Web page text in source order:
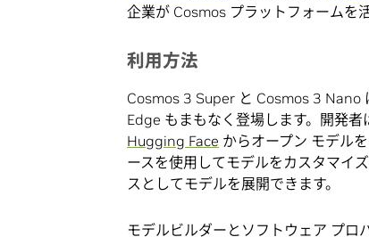
企業が Cosmos プラットフォームを
利用方法
Cosmos 3 Super と Cosmos 3 Nano
Edge もまもなく登場します。開発者
Hugging Face からオープン モデル
ースを使用してモデルをカスタマイ
スとしてモデルを展開できます。
モデルビルダーとソフトウェア プロ